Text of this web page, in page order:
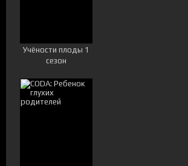
Учёности плоды 1
сезон